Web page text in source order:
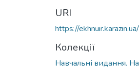
URI
https://
Колекції
Навчальні видання.